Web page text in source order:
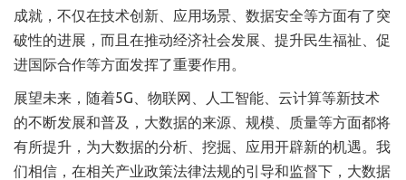
成就，不仅在技术创新、应用场景、数据安全等方面有了突
破性的进展，而且在推动经济社会发展、提升民生福祉、促
进国际合作等方面发挥了重要作用。
展望未来，随着5G、物联网、人工智能、云计算等新技术
的不断发展和普及，大数据的来源、规模、质量等方面都将
有所提升，为大数据的分析、挖掘、应用开辟新的机遇。我
们相信，在相关产业政策法律法规的引导和监督下，大数据